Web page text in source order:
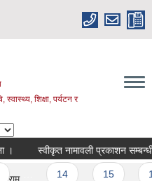
शिक्षा, पर्यटन र
स्वीकृत नामावली प्रकाशन सम्बन्धी सूचना